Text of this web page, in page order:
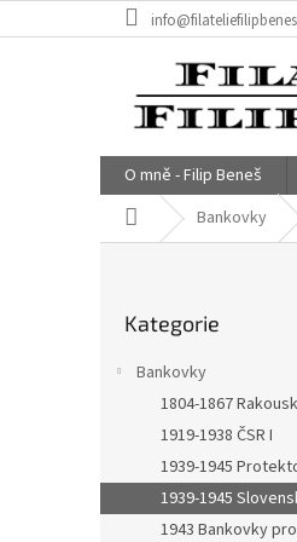
na
O mně - Filip Beneš
Domů Bankovky
a
kategorie
Kategorie
Bankovky
1804-1867
1919-1938 ČSR I
1939-1945
1939-1945
1943 Bankovky